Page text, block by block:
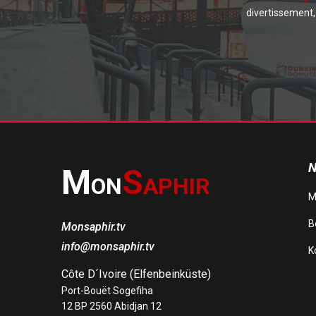
divertissement,
MONSAPHIR
Monsaphir.tv
info@monsaphir.tv
Côte D´Ivoire (Elfenbeinküste)
Port-Bouët Sogefiha
12 BP 2560 Abidjan 12